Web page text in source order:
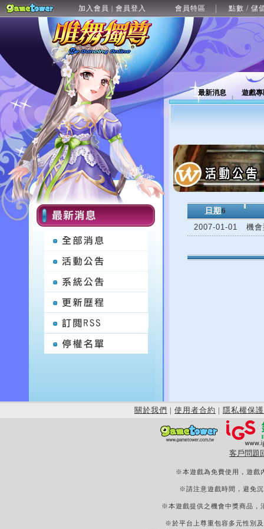
加入會員 | 會員登入 會員特區 點數 / 儲
最新消息 遊戲
日期 6
2007-01-01
機
關於我們 | 使用者合約 | 隱私權保護
客戶問題
※本遊戲為免費使用，遊戲
※請注意遊戲時間，避免
※本遊戲提供之機會中獎商品，
※於平台上尊重包容多元性別